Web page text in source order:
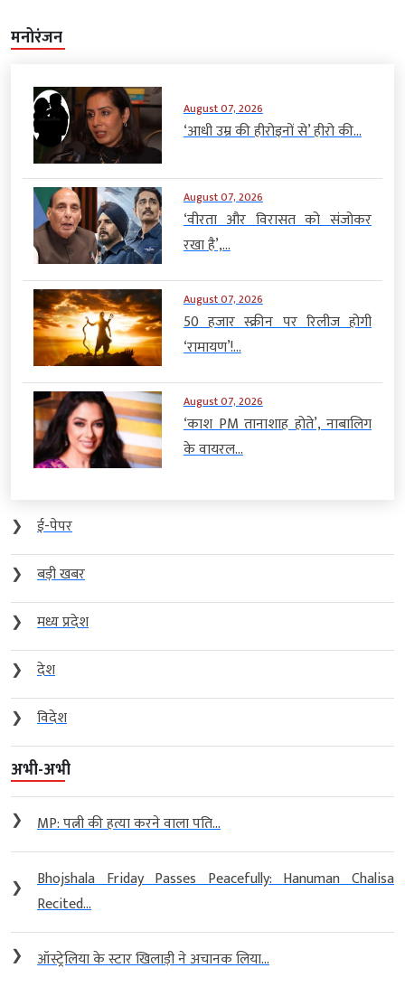
मनोरंजन
August 07, 2026
‘आधी उम्र की हीरोइनों से’ हीरो की...
August 07, 2026
‘वीरता और विरासत को संजोकर
रखा है’,...
August 07, 2026
50 हजार स्क्रीन पर रिलीज होगी
‘रामायण’!...
August 07, 2026
‘काश PM तानाशाह होते’, नाबालिग
के वायरल...
❯
ई-पेपर
❯
बड़ी खबर
❯
मध्य प्रदेश
❯
देश
❯
विदेश
अभी-अभी
❯ MP: पत्नी की हत्या करने वाला पति...
❯
Bhojshala Friday Passes Peacefully: Hanuman Chalisa
Recited...
❯ ऑस्ट्रेलिया के स्टार खिलाड़ी ने अचानक लिया...